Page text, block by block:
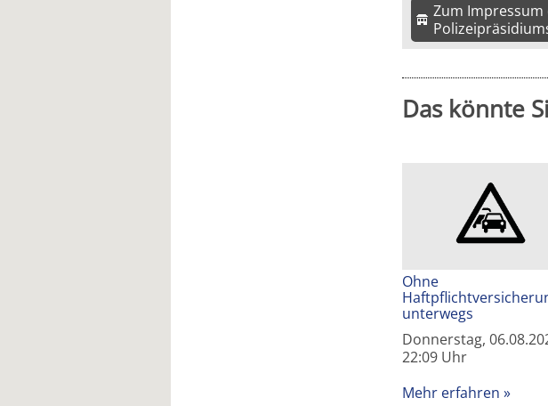
Zum Impressum
Das könnte
Ohne
unterwegs
Donnerstag,
22:09 Uhr
Mehr erfahren